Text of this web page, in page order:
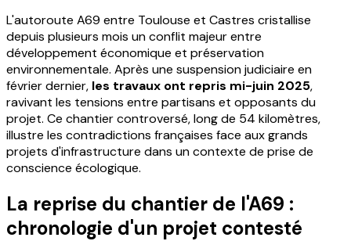
L'autoroute A69 entre Toulouse et Castres cristallise
depuis plusieurs mois un conflit majeur entre
développement économique et préservation
environnementale. Après une suspension judiciaire en
février dernier, les travaux ont repris mi-juin 2025,
ravivant les tensions entre partisans et opposants du
projet. Ce chantier controversé, long de 54 kilomètres,
illustre les contradictions françaises face aux grands
projets d'infrastructure dans un contexte de prise de
conscience écologique.
La reprise du chantier de l'A69 :
chronologie d'un projet contesté